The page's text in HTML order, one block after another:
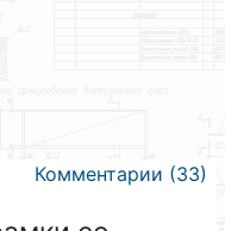
Комментарии (33)